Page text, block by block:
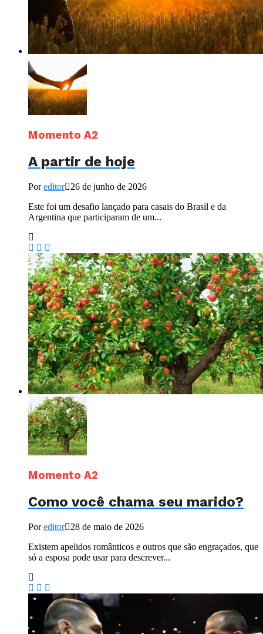
Momento A2
A partir de hoje
Poreditor
26 de junho de 2026
Este foi um desafio lançado para casais do Brasil e da
Argentina que participaram de um...
Momento A2
Como você chama seu marido?
Poreditor
28 de maio de 2026
Existem apelidos românticos e outros que são engraçados, que
só a esposa pode usar para descrever...